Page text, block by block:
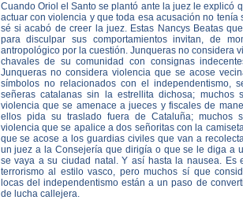
Cuando Oriol el Santo se plantó ante la juez le explicó
actuar con violencia y que toda esa acusación no tenía
sé si acabó de creer la juez. Estas Nancys Beatas
para disculpar sus comportamientos invitan, de
antropológico por la cuestión. Junqueras no considera
chavales de su comunidad con consignas
Junqueras no considera violencia que se acose
símbolos no relacionados con el independentismo,
señeras catalanas sin la estrellita dichosa; muchos
violencia que se amenace a jueces y fiscales de
ellos pida su traslado fuera de Cataluña; muchos
violencia que se apalice a dos señoritas con la
que se acose a los guardias civiles que van a
un juez a la Consejería que dirigía o que se le diga a
se vaya a su ciudad natal. Y así hasta la nausea. Es
terrorismo al estilo vasco, pero muchos sí que
locas del independentismo están a un paso de
de lucha callejera.